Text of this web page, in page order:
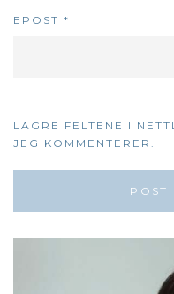
EPOST *
LAGRE FELTENE I
JEG KOMMENTERER.